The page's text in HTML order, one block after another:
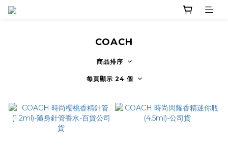
COACH
商品排序
每頁顯示 24 個